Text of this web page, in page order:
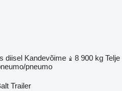
diisel Kandevõime 8 900 kg Telje
pneumo
Trailer